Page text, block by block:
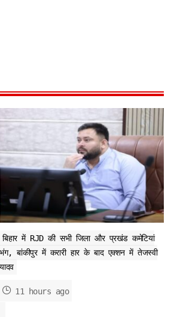
बिहार में RJD की सभी जिला और प्रखंड कमेटियां
भंग, बांकीपुर में करारी हार के बाद एक्शन में तेजस्वी
यादव
11 hours ago